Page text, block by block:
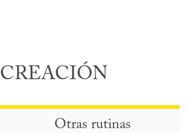
CREACIÓN
Otras rutinas